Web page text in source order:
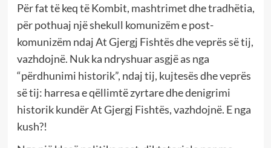
Për fat të keq të Kombit, mashtrimet dhe tradhëtia,
për pothuaj një shekull komunizëm e post-
komunizëm ndaj At Gjergj Fishtës dhe veprës së tij,
vazhdojnë. Nuk ka ndryshuar asgjë as nga
“përdhunimi historik”, ndaj tij, kujtesës dhe veprës
së tij: harresa e qëllimtë zyrtare dhe denigrimi
historik kundër At Gjergj Fishtës, vazhdojnë. E nga
kush?!